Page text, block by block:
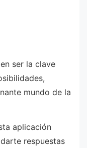
ser la clave
mundo de la
aplicación
respuestas